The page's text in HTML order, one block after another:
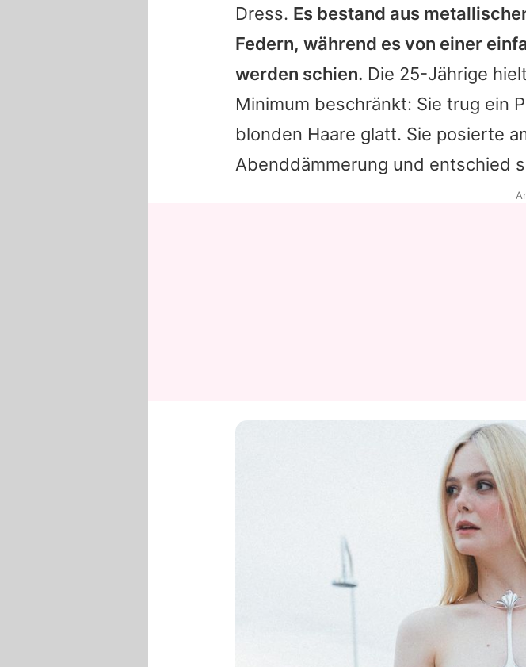
Dress. Es bestand aus
Federn, während es von einer
werden schien. Die 25-Jährige
Minimum beschränkt: Sie trug ein
blonden Haare glatt. Sie posierte
Abenddämmerung und entschied